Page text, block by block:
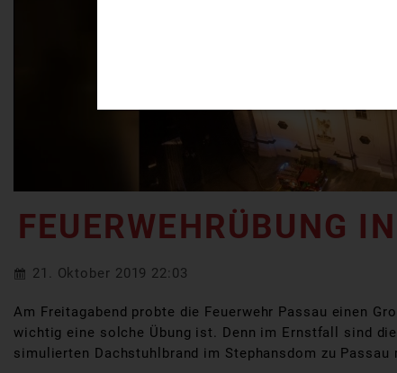
FEUERWEHRÜBUNG
21. Oktober 2019 22:03
Am Freitagabend probte die Feuerwehr Passau einen
wichtig eine solche Übung ist. Denn im Ernstfall sind
simulierten Dachstuhlbrand im Stephansdom zu Passau